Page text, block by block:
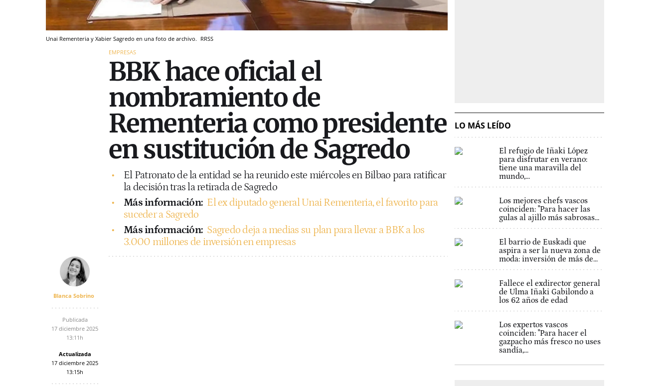
Unai Rementeria y Xabier Sagredo en una foto de archivo. RRSS
EMPRESAS
BBK hace oficial el
nombramiento de
Rementeria como presidente
en sustitución de Sagredo
El Patronato de la entidad se ha reunido este miércoles en Bilbao para ratificar
la decisión tras la retirada de Sagredo
Más información: El ex diputado general Unai Rementeria, el favorito para
suceder a Sagredo
Más información: Sagredo deja a medias su plan para llevar a BBK a los
3.000 millones de inversión en empresas
Blanca Sobrino
Publicada
17 diciembre 2025
13:11h
Actualizada
17 diciembre 2025
13:15h
LO MÁS LEÍDO
El refugio de Iñaki López
para disfrutar en verano:
tiene una maravilla del
mundo,...
Los mejores chefs vascos
coinciden: "Para hacer las
gulas al ajillo más sabrosas...
El barrio de Euskadi que
aspira a ser la nueva zona de
moda: inversión de más de...
Fallece el exdirector general
de Ulma Iñaki Gabilondo a
los 62 años de edad
Los expertos vascos
coinciden: "Para hacer el
gazpacho más fresco no uses
sandía,...